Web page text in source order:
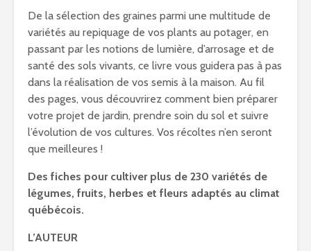
De la sélection des graines parmi une multitude de
variétés au repiquage de vos plants au potager, en
passant par les notions de lumière, d’arrosage et de
santé des sols vivants, ce livre vous guidera pas à pas
dans la réalisation de vos semis à la maison. Au fil
des pages, vous découvrirez comment bien préparer
votre projet de jardin, prendre soin du sol et suivre
l’évolution de vos cultures. Vos récoltes n’en seront
que meilleures !
Des fiches pour cultiver plus de 230 variétés de
légumes, fruits, herbes et fleurs adaptés au climat
québécois.
L’AUTEUR